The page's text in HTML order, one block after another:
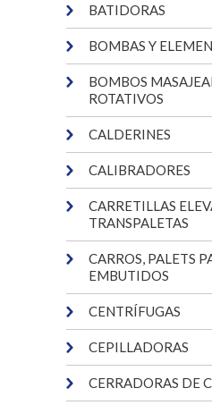
BATIDORAS
BOMBAS Y
BOMBOS
ROTATIVOS
CALDERINES
CALIBRADORES
CARRETILLAS
TRANSPALETAS
CARROS, PALETS
EMBUTIDOS
CENTRÍFUGAS
CEPILLADORAS
CERRADORAS DE